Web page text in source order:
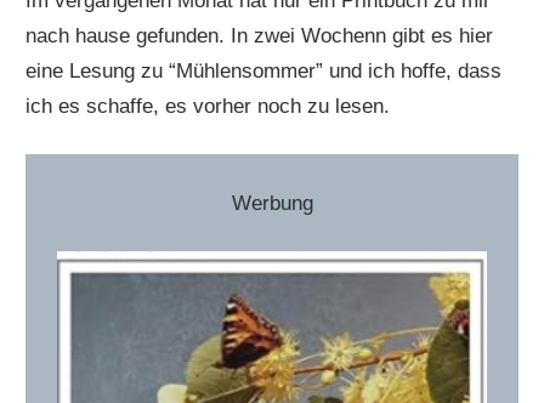
nach hause gefunden. In zwei Wochenn gibt es hier
eine Lesung zu “Mühlensommer” und ich hoffe, dass
ich es schaffe, es vorher noch zu lesen.
Werbung